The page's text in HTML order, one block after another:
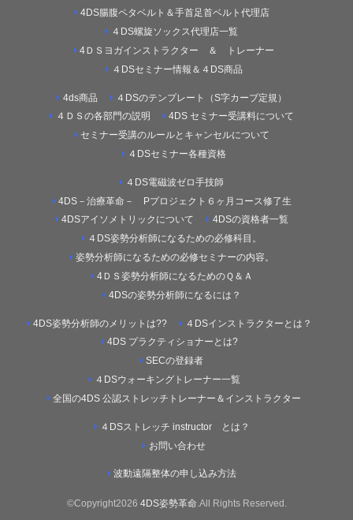
4DS腸腹ペタベルト＆手首足首ベルト代理店
４DS螺旋ソックス代理店一覧
4ＤＳヨガインストラクター ＆ トレーナー
４DSセミナー情報＆４DS商品
4ds商品
４DSのテンプレート（S字カーブ定規）
４ＤＳの各部門の説明
4DS セミナー受講料について
セミナー受講のルールとキャンセルについて
４DSセミナー各種資格
４DS電磁波ゼロ手技師
4DS－治療革命－ Pプロジェクト６ヶ月コース修了生
4DSアイソメトリックについて
4DSの資格者一覧
４DS姿勢分析師になるための必修科目。
姿勢分析師になるための必修セミナーの内容。
4ＤＳ姿勢分析師になるためのＱ＆Ａ
4DSの姿勢分析師になるには？
4DS姿勢分析師のメリットは??
４DSインストラクターとは？
4DS プラクティショナーとは?
SECの登録者
４DSウォーキングトレーナー一覧
全国の4DS 公認ストレッチトレーナー＆インストラクター
４DSストレッチ instructor とは？
お問い合わせ
波動遠隔整体の申し込み方法
©Copyright2026 4DS姿勢革命 .All Rights Reserved.